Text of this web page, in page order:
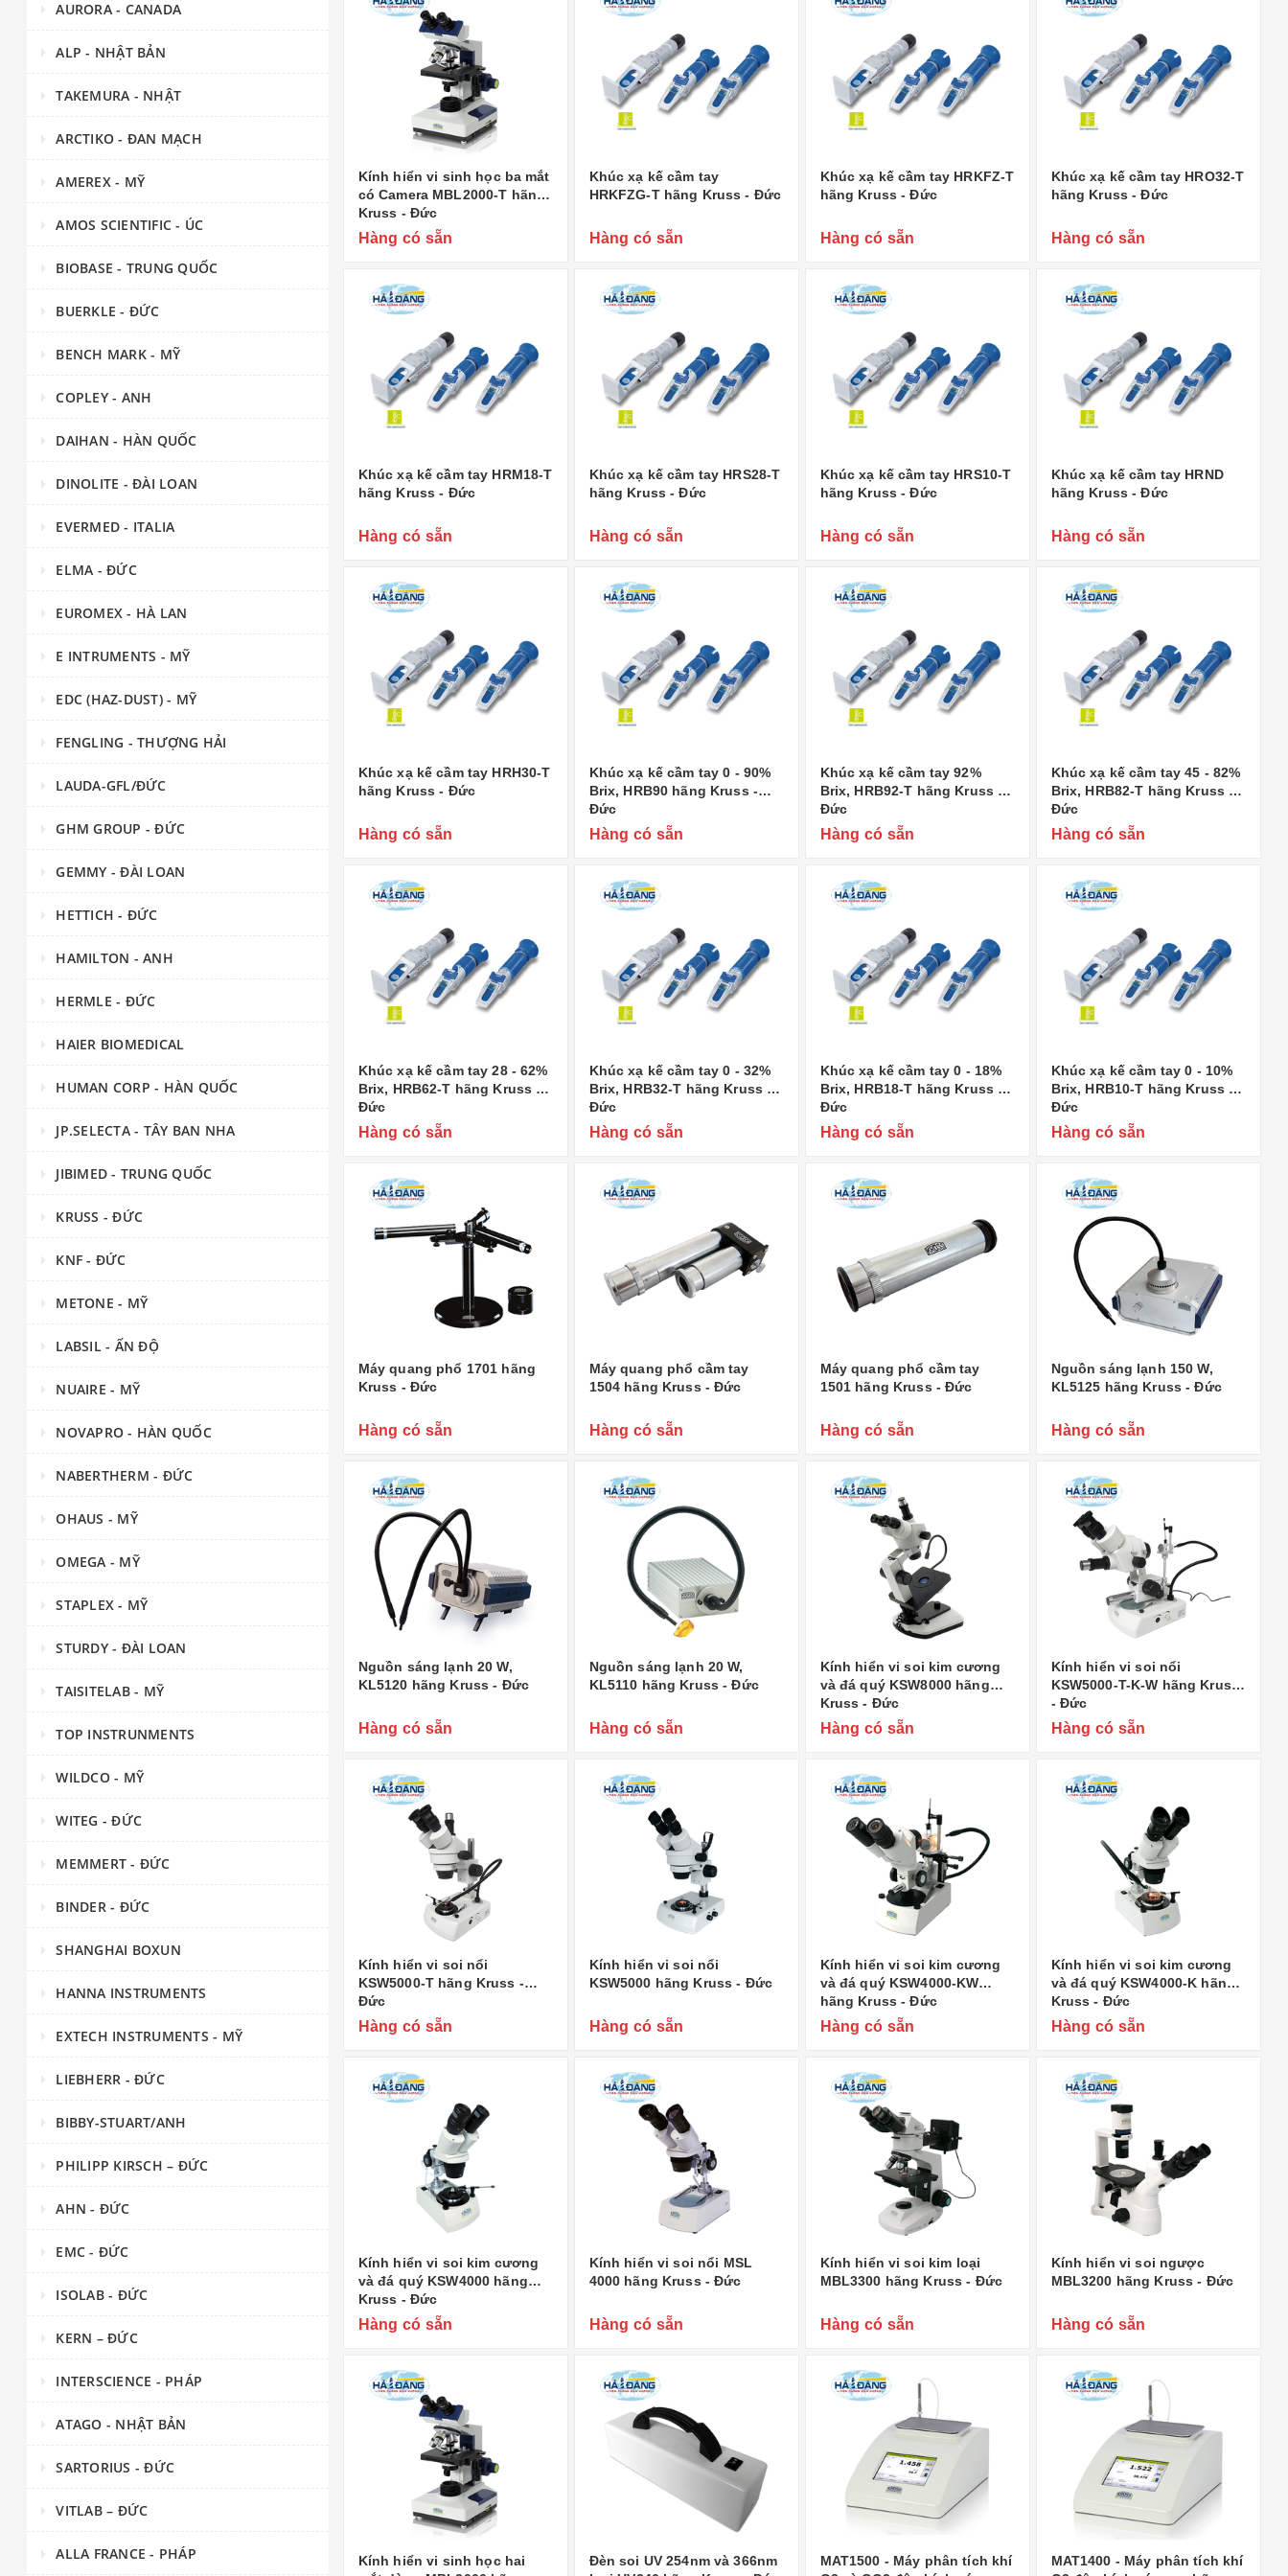
Kính hiển vi sinh học ba mắt
có Camera MBL2000-T hãng
Kruss - Đức
Hàng có sẵn
Khúc xạ kế cầm tay
HRKFZG-T hãng Kruss - Đức
Hàng có sẵn
Khúc xạ kế cầm tay HRKFZ-T
hãng Kruss - Đức
Hàng có sẵn
Khúc xạ kế cầm tay HRO32-T
hãng Kruss - Đức
Hàng có sẵn
Khúc xạ kế cầm tay HRM18-T
hãng Kruss - Đức
Hàng có sẵn
Khúc xạ kế cầm tay HRS28-T
hãng Kruss - Đức
Hàng có sẵn
Khúc xạ kế cầm tay HRS10-T
hãng Kruss - Đức
Hàng có sẵn
Khúc xạ kế cầm tay HRND
hãng Kruss - Đức
Hàng có sẵn
Khúc xạ kế cầm tay HRH30-T
hãng Kruss - Đức
Hàng có sẵn
Khúc xạ kế cầm tay 0 - 90%
Brix, HRB90 hãng Kruss -
Đức
Hàng có sẵn
Khúc xạ kế cầm tay 92%
Brix, HRB92-T hãng Kruss -
Đức
Hàng có sẵn
Khúc xạ kế cầm tay 45 - 82%
Brix, HRB82-T hãng Kruss -
Đức
Hàng có sẵn
Khúc xạ kế cầm tay 28 - 62%
Brix, HRB62-T hãng Kruss -
Đức
Hàng có sẵn
Khúc xạ kế cầm tay 0 - 32%
Brix, HRB32-T hãng Kruss -
Đức
Hàng có sẵn
Khúc xạ kế cầm tay 0 - 18%
Brix, HRB18-T hãng Kruss -
Đức
Hàng có sẵn
Khúc xạ kế cầm tay 0 - 10%
Brix, HRB10-T hãng Kruss -
Đức
Hàng có sẵn
Máy quang phổ 1701 hãng
Kruss - Đức
Hàng có sẵn
Máy quang phổ cầm tay
1504 hãng Kruss - Đức
Hàng có sẵn
Máy quang phổ cầm tay
1501 hãng Kruss - Đức
Hàng có sẵn
Nguồn sáng lạnh 150 W,
KL5125 hãng Kruss - Đức
Hàng có sẵn
Nguồn sáng lạnh 20 W,
KL5120 hãng Kruss - Đức
Hàng có sẵn
Nguồn sáng lạnh 20 W,
KL5110 hãng Kruss - Đức
Hàng có sẵn
Kính hiển vi soi kim cương
và đá quý KSW8000 hãng
Kruss - Đức
Hàng có sẵn
Kính hiển vi soi nổi
KSW5000-T-K-W hãng Kruss
- Đức
Hàng có sẵn
Kính hiển vi soi nổi
KSW5000-T hãng Kruss -
Đức
Hàng có sẵn
Kính hiển vi soi nổi
KSW5000 hãng Kruss - Đức
Hàng có sẵn
Kính hiển vi soi kim cương
và đá quý KSW4000-KW
hãng Kruss - Đức
Hàng có sẵn
Kính hiển vi soi kim cương
và đá quý KSW4000-K hãng
Kruss - Đức
Hàng có sẵn
Kính hiển vi soi kim cương
và đá quý KSW4000 hãng
Kruss - Đức
Hàng có sẵn
Kính hiển vi soi nổi MSL
4000 hãng Kruss - Đức
Hàng có sẵn
Kính hiển vi soi kim loại
MBL3300 hãng Kruss - Đức
Hàng có sẵn
Kính hiển vi soi ngược
MBL3200 hãng Kruss - Đức
Hàng có sẵn
Kính hiển vi sinh học hai
Đèn soi UV 254nm và 366nm
MAT1500 - Máy phân tích khí
MAT1400 - Máy phân tích khí
AURORA - CANADA
ALP - NHẬT BẢN
TAKEMURA - NHẬT
ARCTIKO - ĐAN MẠCH
AMEREX - MỸ
AMOS SCIENTIFIC - ÚC
BIOBASE - TRUNG QUỐC
BUERKLE - ĐỨC
BENCH MARK - MỸ
COPLEY - ANH
DAIHAN - HÀN QUỐC
DINOLITE - ĐÀI LOAN
EVERMED - ITALIA
ELMA - ĐỨC
EUROMEX - HÀ LAN
E INTRUMENTS - MỸ
EDC (HAZ-DUST) - MỸ
FENGLING - THƯỢNG HẢI
LAUDA-GFL/ĐỨC
GHM GROUP - ĐỨC
GEMMY - ĐÀI LOAN
HETTICH - ĐỨC
HAMILTON - ANH
HERMLE - ĐỨC
HAIER BIOMEDICAL
HUMAN CORP - HÀN QUỐC
JP.SELECTA - TÂY BAN NHA
JIBIMED - TRUNG QUỐC
KRUSS - ĐỨC
KNF - ĐỨC
METONE - MỸ
LABSIL - ẤN ĐỘ
NUAIRE - MỸ
NOVAPRO - HÀN QUỐC
NABERTHERM - ĐỨC
OHAUS - MỸ
OMEGA - MỸ
STAPLEX - MỸ
STURDY - ĐÀI LOAN
TAISITELAB - MỸ
TOP INSTRUNMENTS
WILDCO - MỸ
WITEG - ĐỨC
MEMMERT - ĐỨC
BINDER - ĐỨC
SHANGHAI BOXUN
HANNA INSTRUMENTS
EXTECH INSTRUMENTS - MỸ
LIEBHERR - ĐỨC
BIBBY-STUART/ANH
PHILIPP KIRSCH – ĐỨC
AHN - ĐỨC
EMC - ĐỨC
ISOLAB - ĐỨC
KERN – ĐỨC
INTERSCIENCE - PHÁP
ATAGO - NHẬT BẢN
SARTORIUS - ĐỨC
VITLAB – ĐỨC
ALLA FRANCE - PHÁP